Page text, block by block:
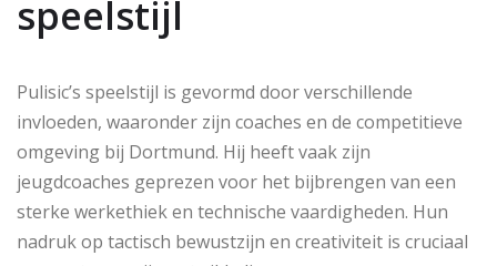
speelstijl
Pulisic’s speelstijl is gevormd door verschillende
invloeden, waaronder zijn coaches en de competitieve
omgeving bij Dortmund. Hij heeft vaak zijn
jeugdcoaches geprezen voor het bijbrengen van een
sterke werkethiek en technische vaardigheden. Hun
nadruk op tactisch bewustzijn en creativiteit is cruciaal